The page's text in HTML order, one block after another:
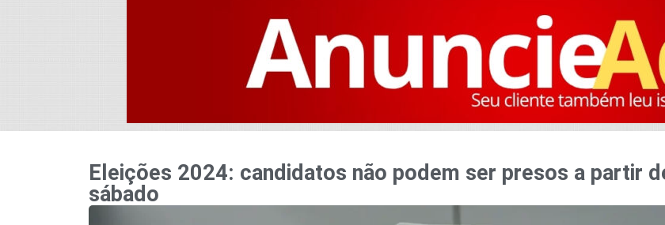
Eleições 2024: candidatos não podem ser presos a partir
sábado